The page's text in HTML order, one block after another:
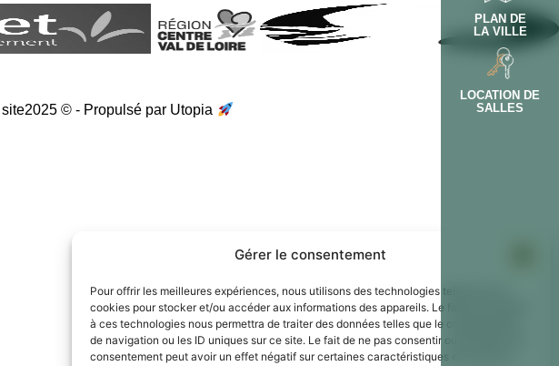
Gérer le consentement
Pour offrir les meilleures expériences, nous utilisons des technologies telles que les
cookies pour stocker et/ou accéder aux informations des appareils. Le fait de consentir
à ces technologies nous permettra de traiter des données telles que le comportement
de navigation ou les ID uniques sur ce site. Le fait de ne pas consentir ou de retirer son
consentement peut avoir un effet négatif sur certaines caractéristiques et fonctions.
PLAN DE
LA VILLE
LOCATION DE
SALLES
2025 © - Propulsé par Utopia